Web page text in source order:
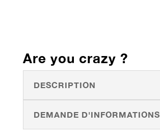
Are you crazy ?
DESCRIPTION
DEMANDE D'INFORMATIONS